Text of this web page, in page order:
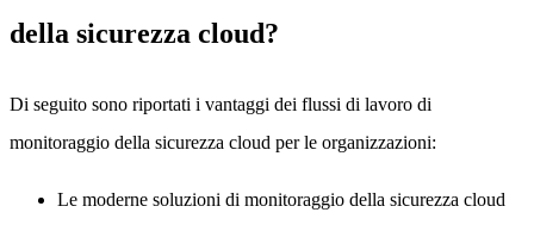
della sicurezza cloud?
Di seguito sono riportati i vantaggi dei flussi di lavoro di
monitoraggio della sicurezza cloud per le organizzazioni:
Le moderne soluzioni di monitoraggio della sicurezza cloud